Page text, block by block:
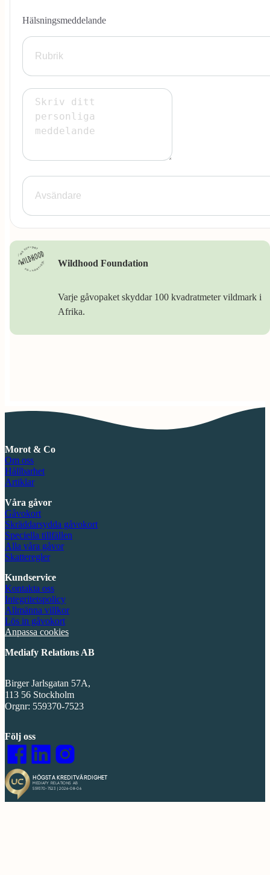
Hälsningsmeddelande
Wildhood Foundation
Varje gåvopaket skyddar 100 kvadratmeter vildmark i
Afrika.
Morot & Co
Om oss
Hållbarhet
Artiklar
Våra gåvor
Gåvokort
Skräddarsydda gåvokort
Speciella tillfällen
Alla våra gåvor
Skatteregler
Kundservice
Kontakta oss
Integritetspolicy
Allmänna villkor
Lös in gåvokort
Anpassa cookies
Mediafy Relations AB
Birger Jarlsgatan 57A,
113 56 Stockholm
Orgnr: 559370-7523
Följ oss